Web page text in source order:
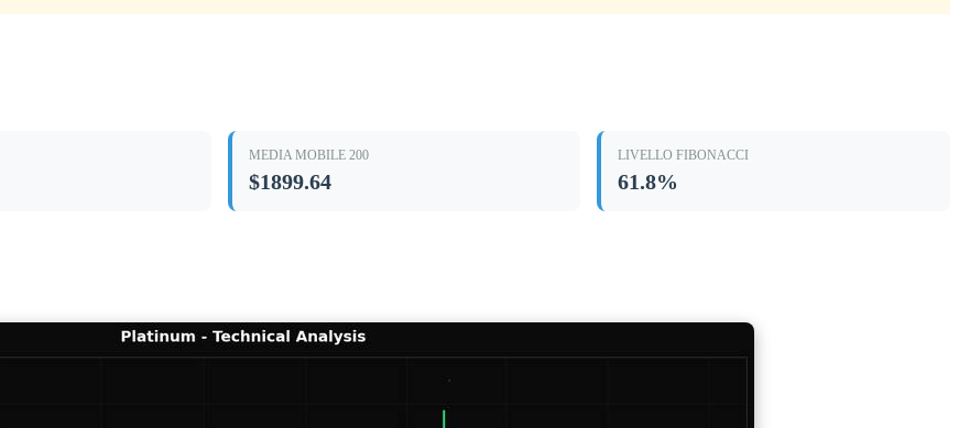
MEDIA MOBILE 200
$1899.64
LIVELLO FIBONACCI
61.8%